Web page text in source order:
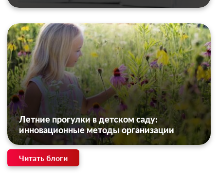
Летние прогулки в детском саду:
инновационные методы организации
Читать блоги